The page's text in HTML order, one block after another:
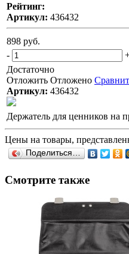
Рейтинг:
Артикул: 436432
898 руб.
-
Достаточно
Отложить Отложено
Артикул: 436432
Держатель для ценников на
Цены на товары,
Поделиться…
Смотрите также